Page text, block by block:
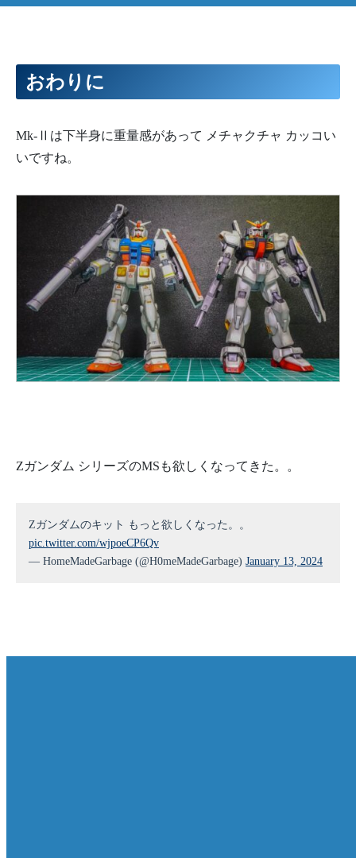
おわりに
Mk-Ⅱは下半身に重量感があって メチャクチャ カッコい
いですね。
Zガンダム シリーズのMSも欲しくなってきた。。
Zガンダムのキット もっと欲しくなった。。
pic.twitter.com/wjpoeCP6Qv
— HomeMadeGarbage (@H0meMadeGarbage) January 13, 2024